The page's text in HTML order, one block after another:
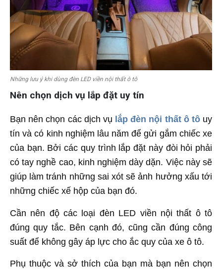
Những lưu ý khi dùng đèn LED viền nội thất ô tô
Nên chọn dịch vụ lắp đặt uy tín
Bạn nên chọn các dịch vụ lắp đèn nội thất ô tôuy
tín và có kinh nghiệm lâu năm để gửi gắm chiếc xe
của bạn. Bởi các quy trình lắp đặt này đòi hỏi phải
có tay nghề cao, kinh nghiệm dày dặn. Việc này sẽ
giúp làm tránh những sai xót sẽ ảnh hưởng xấu tới
những chiếc xế hộp của bạn đó.
Cần nên độ các loại đèn LED viền nội thất ô tô
đúng quy tắc. Bên cạnh đó, cũng cần đúng công
suất để không gây áp lực cho ắc quy của xe ô tô.
Phụ thuộc và sở thích của bạn mà bạn nên chọn